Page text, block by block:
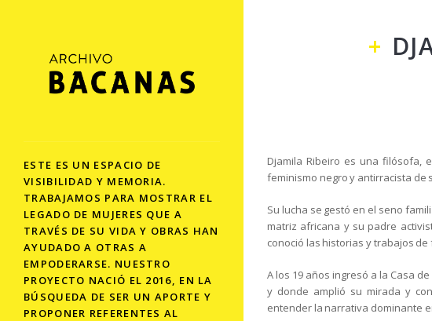
ESTE ES UN ESPACIO DE
VISIBILIDAD Y MEMORIA.
TRABAJAMOS PARA MOSTRAR EL
LEGADO DE MUJERES QUE A
TRAVÉS DE SU VIDA Y OBRAS HAN
AYUDADO A OTRAS A
EMPODERARSE. NUESTRO
PROYECTO NACIÓ EL 2016, EN LA
BÚSQUEDA DE SER UN APORTE Y
PROPONER REFERENTES AL
Djamila Ribeiro es una filósofa,
feminismo negro y antirracista de
Su lucha se gestó en el seno
matriz africana y su padre
conoció las historias y trabajos
A los 19 años ingresó a la Casa
y donde amplió su mirada y
entender la narrativa dominante